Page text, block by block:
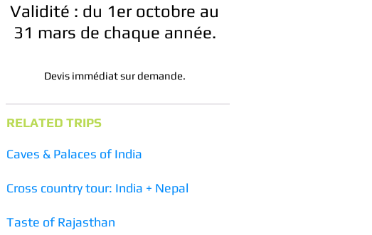
Validité : du 1er octobre au
31 mars de chaque année.
Devis immédiat sur demande.
RELATED TRIPS
Caves & Palaces of India
Cross country tour: India + Nepal
Taste of Rajasthan